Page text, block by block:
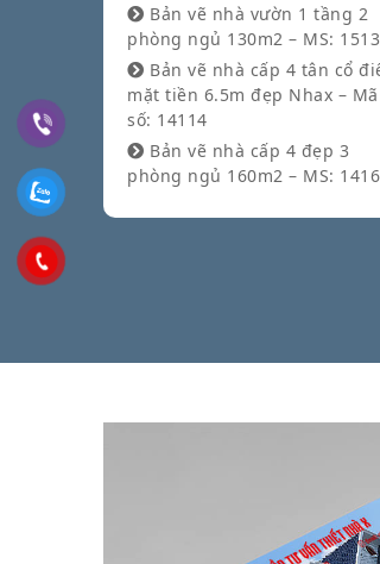
Bản vẽ nhà vườn 1 tầng 2
phòng ngủ 130m2 – MS:
Bản vẽ nhà cấp 4 tân cổ
mặt tiền 6.5m đẹp Nhax – Mã
số: 14114
Bản vẽ nhà cấp 4 đẹp 3
phòng ngủ 160m2 – MS: